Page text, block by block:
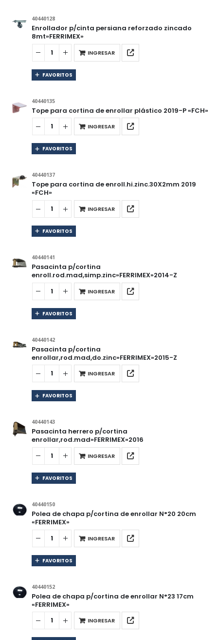
40440128
Enrollador p/cinta persiana reforzado zincado
8mt»FERRIMEX»
INGRESAR
FAVORITOS
40440135
Tope para cortina de enrollar plástico 2019-P «FCH»
INGRESAR
FAVORITOS
40440137
Tope para cortina de enroll.hi.zinc.30X2mm 2019
«FCH»
INGRESAR
FAVORITOS
40440141
Pasacinta p/cortina
enroll.rod.mad,simp.zinc»FERRIMEX»2014-Z
INGRESAR
FAVORITOS
40440142
Pasacinta p/cortina
enrollar,rod.mad,do.zinc»FERRIMEX»2015-Z
INGRESAR
FAVORITOS
40440143
Pasacinta herrero p/cortina
enrollar,rod.mad»FERRIMEX»2016
INGRESAR
FAVORITOS
40440150
Polea de chapa p/cortina de enrollar N°20 20cm
«FERRIMEX»
INGRESAR
FAVORITOS
40440152
Polea de chapa p/cortina de enrollar N°23 17cm
«FERRIMEX»
INGRESAR